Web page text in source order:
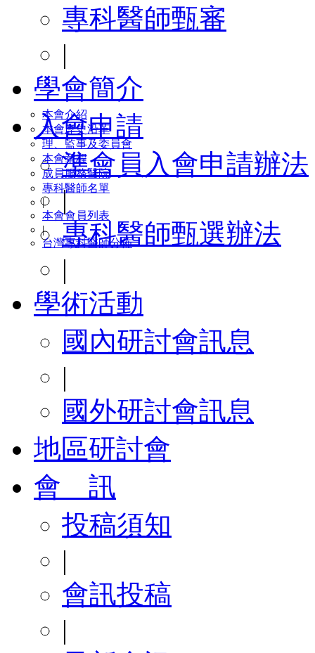
專科醫師甄審
|
學會簡介
本會介紹
本會歷史沿革
理、監事及委員會
本會章程
成員服務醫院
專科醫師名單
|
本會會員列表
|
台灣專科醫師分佈
入會申請
準會員入會申請辦法
|
專科醫師甄選辦法
|
學術活動
國內研討會訊息
|
國外研討會訊息
地區研討會
會 訊
投稿須知
|
會訊投稿
|